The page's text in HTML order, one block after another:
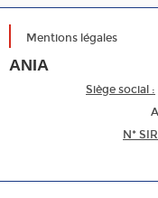
Mentions légales
ANIA
Siège social :
N*